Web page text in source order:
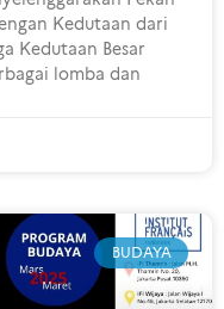
Kedutaan dari
Kedutaan Besar
lomba dan
BUDAYA